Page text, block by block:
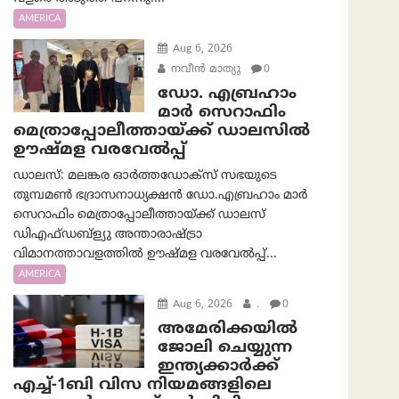
AMERICA
Aug 6, 2026
നവീൻ മാത്യു
0
ഡോ. എബ്രഹാം
മാർ സെറാഫിം
മെത്രാപ്പോലീത്തായ്ക്ക് ഡാലസിൽ
ഊഷ്മള വരവേൽപ്പ്
ഡാലസ്: മലങ്കര ഓർത്തഡോക്സ് സഭയുടെ
തുമ്പമൺ ഭദ്രാസനാധ്യക്ഷൻ ഡോ.എബ്രഹാം മാർ
സെറാഫിം മെത്രാപ്പോലീത്തായ്ക്ക് ഡാലസ്
ഡിഎഫ്ഡബ്ള്യു അന്താരാഷ്ട്രാ
വിമാനത്താവളത്തിൽ ഊഷ്മള വരവേൽപ്പ്...
AMERICA
Aug 6, 2026 . 0
അമേരിക്കയില്‍
ജോലി ചെയ്യുന്ന
ഇന്ത്യക്കാർക്ക്
എച്ച്-1ബി വിസ നിയമങ്ങളിലെ